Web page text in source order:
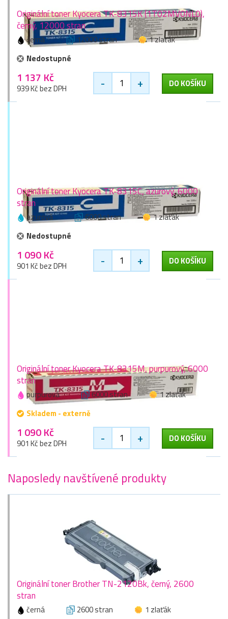
Originální toner Kyocera TK-8315K (1T02MV0NL0),
černý, 12000 stran
černá 12000 stran
1 zlaťák
Nedostupné
1 137 Kč
939 Kč bez DPH - + DO KOŠÍKU
Originální toner Kyocera TK-8315C, azurový, 6000
stran
azurová 6000 stran
1 zlaťák
Nedostupné
1 090 Kč
901 Kč bez DPH - + DO KOŠÍKU
Originální toner Kyocera TK-8315M, purpurový, 6000
stran
purpurová 6000 stran
1 zlaťák
Skladem - externě
1 090 Kč
901 Kč bez DPH - + DO KOŠÍKU
Naposledy navštívené produkty
Originální toner Brother TN-2120Bk, černý, 2600
stran
černá 2600 stran
1 zlaťák